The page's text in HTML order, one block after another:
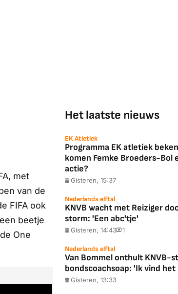
met
van de
FIFA ook
beetje
One
Het laatste nieuws
EK Atletiek
Programma EK atletiek
komen Femke Broeders-Bol
actie?
Gisteren, 15:37
Nederlands elftal
KNVB wacht met Reiziger
storm: 'Een abc'tje'
Gisteren, 14:43 1
Nederlands elftal
Van Bommel onthult KNVB-
bondscoachsoap: 'Ik vind
Gisteren, 13:33